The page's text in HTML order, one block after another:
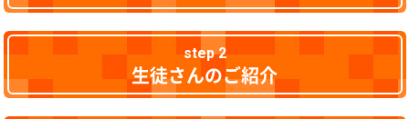
step 2
生徒さんのご紹介